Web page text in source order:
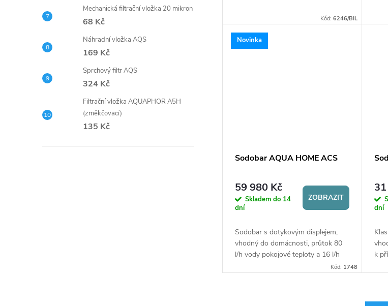
Mechanická filtrační vložka 20 mikron
68 Kč
Náhradní vložka AQS
169 Kč
Sprchový filtr AQS
324 Kč
Filtrační vložka AQUAPHOR A5H
(změkčovací)
135 Kč
ideální pro...
Kód:6246/BIL
Novinka
Sodobar AQUA HOME ACS
59 980 Kč
Skladem do 14
dní
ZOBRAZIT
Sodobar s dotykovým displejem,
vhodný do domácnosti, průtok 80
l/h vody pokojové teploty a 16 l/h
Kód: 1748
dní
k